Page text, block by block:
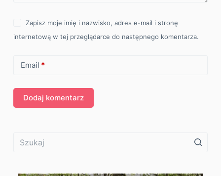
Zapisz moje imię i nazwisko, adres e-mail i stronę
internetową w tej przeglądarce do następnego komentarza.
Email *
Dodaj komentarz